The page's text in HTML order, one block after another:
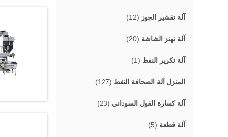
آلة تقشير الجوز (12)
آلة تهتز الشاشة (20)
آلة تكرير النفط (1)
المنزل آلة الصحافة النفط (127)
آلة كسارة الفول السوداني (23)
آلة قطعة (5)